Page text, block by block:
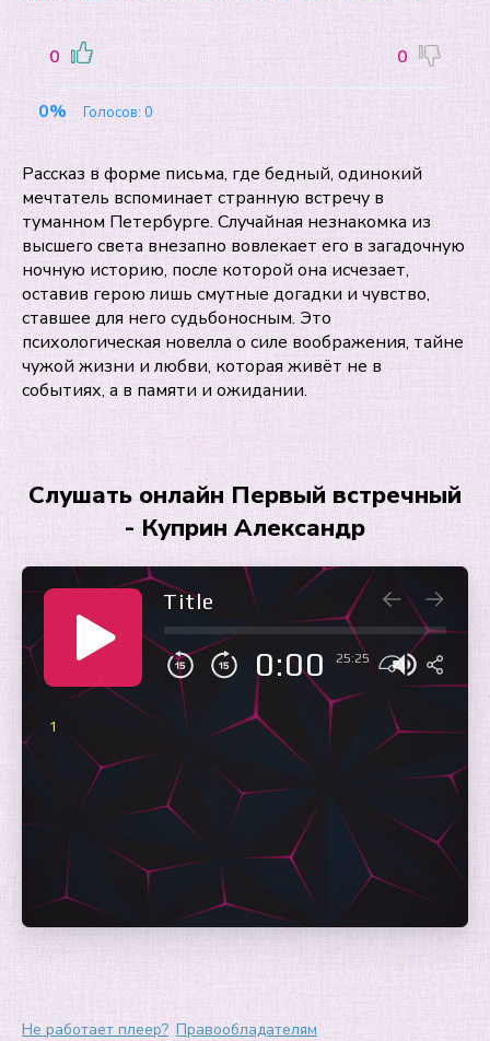
0 0
0% Голосов: 0
Рассказ в форме письма, где бедный, одинокий
мечтатель вспоминает странную встречу в
туманном Петербурге. Случайная незнакомка из
высшего света внезапно вовлекает его в загадочную
ночную историю, после которой она исчезает,
оставив герою лишь смутные догадки и чувство,
ставшее для него судьбоносным. Это
психологическая новелла о силе воображения, тайне
чужой жизни и любви, которая живёт не в
событиях, а в памяти и ожидании.
Слушать онлайн Первый встречный
- Куприн Александр
Title
0:00 25:25
1
Не работает плеер? Правообладателям